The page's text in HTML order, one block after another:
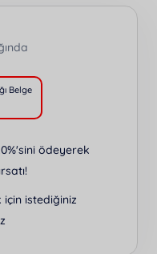
Belge
ödeyerek
istediğiniz